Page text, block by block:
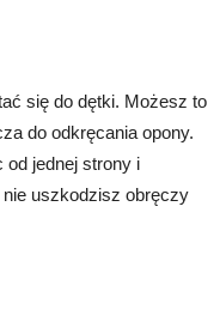
się do dętki. Możesz to
do odkręcania opony.
od jednej strony i
uszkodzisz obręczy